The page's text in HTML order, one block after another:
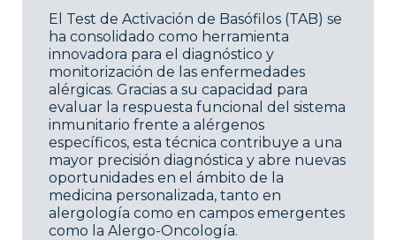
El Test de Activación de Basófilos (TAB) se
ha consolidado como herramienta
innovadora para el diagnóstico y
monitorización de las enfermedades
alérgicas. Gracias a su capacidad para
evaluar la respuesta funcional del sistema
inmunitario frente a alérgenos
específicos, esta técnica contribuye a una
mayor precisión diagnóstica y abre nuevas
oportunidades en el ámbito de la
medicina personalizada, tanto en
alergología como en campos emergentes
como la Alergo-Oncología.